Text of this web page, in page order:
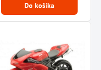
Do košíka